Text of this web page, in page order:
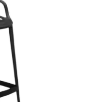
hasta
$ 533.120